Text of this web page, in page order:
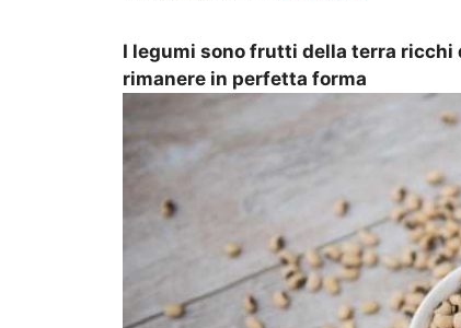
I legumi sono frutti della terra
rimanere in perfetta forma